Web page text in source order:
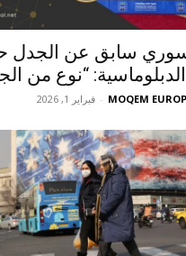
سابق عن الجدل
الدبلوماسية: “نوع من
MOQEM
- فبراير 1, 2026